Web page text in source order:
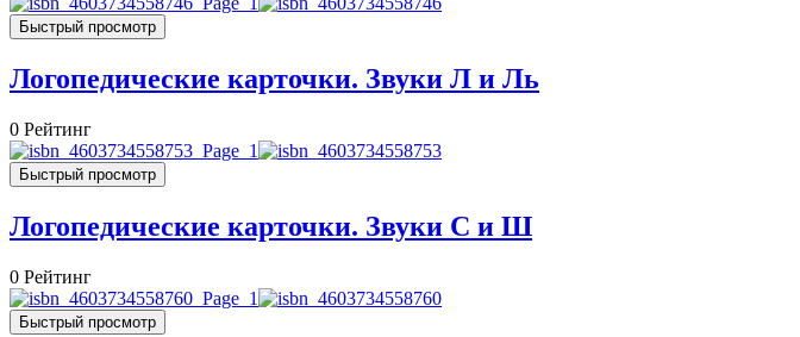
Быстрый просмотр
Логопедические карточки. Звуки Л и Ль
0 Рейтинг
Быстрый просмотр
Логопедические карточки. Звуки С и Ш
0 Рейтинг
Быстрый просмотр